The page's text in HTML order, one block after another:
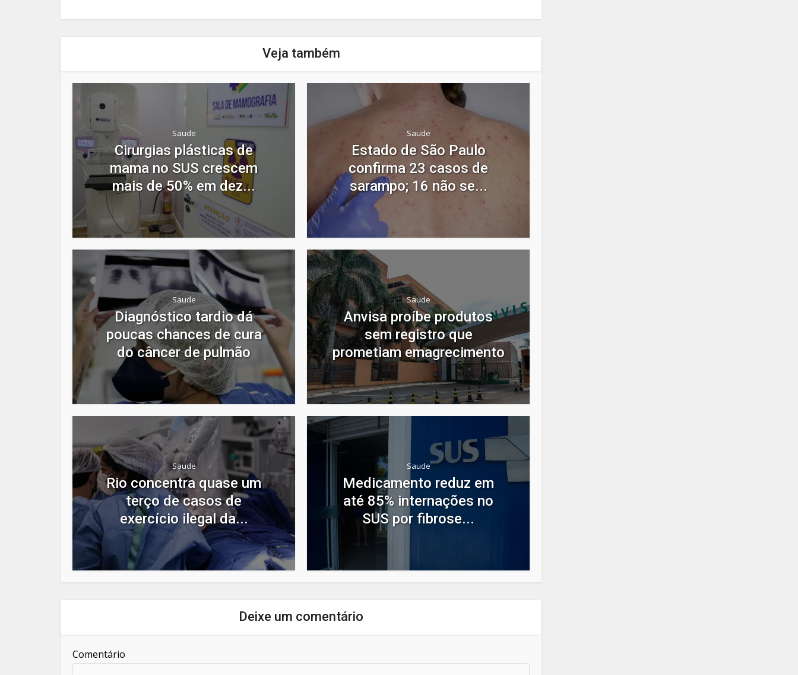
Veja também
Saude
Cirurgias plásticas de
mama no SUS crescem
mais de 50% em dez...
Saude
Estado de São Paulo
confirma 23 casos de
sarampo; 16 não se...
Saude
Diagnóstico tardio dá
poucas chances de cura
do câncer de pulmão
Saude
Anvisa proíbe produtos
sem registro que
prometiam emagrecimento
Saude
Rio concentra quase um
terço de casos de
exercício ilegal da...
Saude
Medicamento reduz em
até 85% internações no
SUS por fibrose...
Deixe um comentário
Comentário